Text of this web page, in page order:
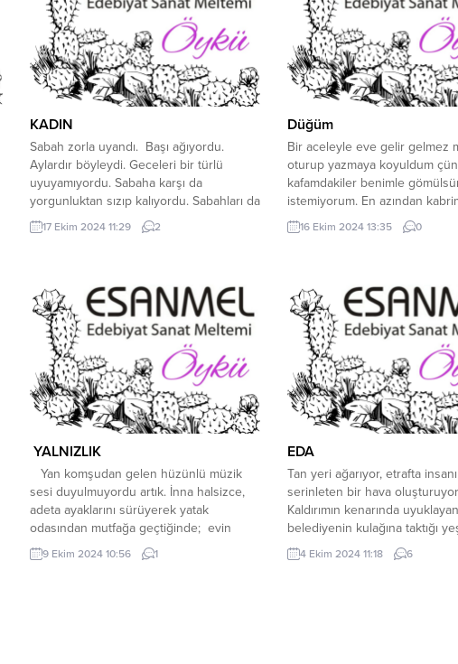
KADIN
Sabah zorla uyandı. Başı ağıyordu.
Aylardır böyleydi. Geceleri bir türlü
uyuyamıyordu. Sabaha karşı da
yorgunluktan sızıp kalıyordu. Sabahları da
zorla uyanıyordu. Pandeminin doruk
yaptığı günlerden birinde işine son
Yeni bir iş bulması gerekiyordu. Eşe
dosta soruyordu: “eleman arayanlar var...
17 Ekim 2024 11:29 2
Düğüm
Bir aceleyle eve gelir gelmez
oturup yazmaya koyuldum
kafamdakiler benimle
istemiyorum. En azından
düşüncelerim olmadan
beni mezarlar değil,
değil, çünkü zaten her günüm
kapıya çıkıyor. Eğer bugün
16 Ekim 2024 13:35 0
YALNIZLIK
Yan komşudan gelen hüzünlü müzik
sesi duyulmuyordu artık. İnna halsizce,
adeta ayaklarını sürüyerek yatak
odasından mutfağa geçtiğinde; evin
camlarını titreten, kuzey yönünden esen
rüzgar da dinmişti artık. Soğutucuyu açtı,
9 Ekim 2024 10:56 1
EDA
Tan yeri ağarıyor, etrafta
serinleten bir hava
Kaldırımın kenarında
belediyenin kulağına taktığı
sarı köpek iki patisini öne
beraberinde kocaman ağzını
4 Ekim 2024 11:18 6